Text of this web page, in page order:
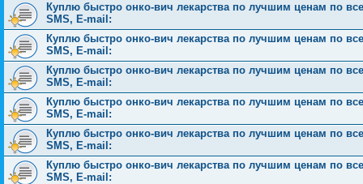
Куплю быстро онко-вич лекарства по лучшим ценам по
SMS, E-mail:
Куплю быстро онко-вич лекарства по лучшим ценам по
SMS, E-mail:
Куплю быстро онко-вич лекарства по лучшим ценам по
SMS, E-mail:
Куплю быстро онко-вич лекарства по лучшим ценам по
SMS, E-mail:
Куплю быстро онко-вич лекарства по лучшим ценам по
SMS, E-mail:
Куплю быстро онко-вич лекарства по лучшим ценам по
SMS, E-mail: